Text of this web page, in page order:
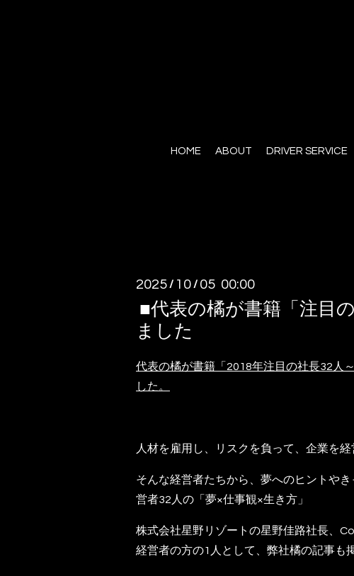
HOME ABOUT DRIVER SERVICE
2025 / 10 / 05 00:00
■代表の橘が書籍「注目
ました
代表の橘が書籍「2018年注目の社長32人
した。
人材を雇用し、リスクを負って、企業を経
そんな経営者たちから、夢へのヒントや
営者32人の「夢×仕事観×生き方」
株式会社星野リゾートの星野佳路社長、
経営者の方の1人として、弊社橘の記事も